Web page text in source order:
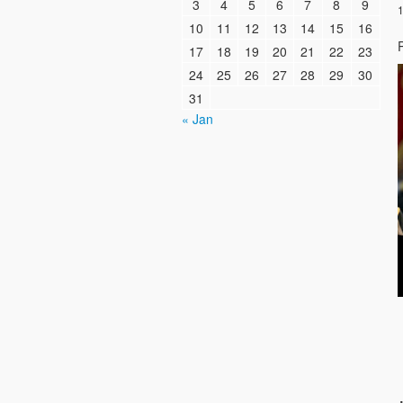
3
4 5 6 7 8
9
10
11 12 13 14 15
16
17
18 19 20 21 22
23
24
25 26 27 28 29
30
31
« Jan